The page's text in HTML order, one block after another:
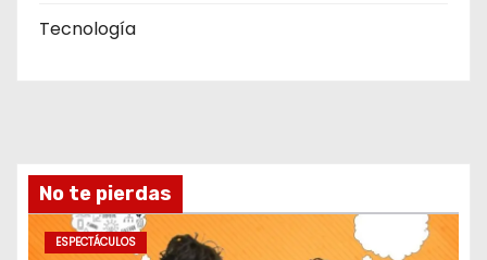
Tecnología
No te pierdas
ESPECTÁCULOS